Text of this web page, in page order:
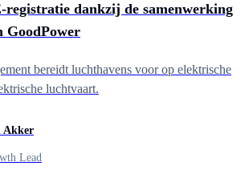
registratie dankzij de samenwerking
GoodPower
bereidt luchthavens voor op elektrische
luchtvaart.
Akker
Lead